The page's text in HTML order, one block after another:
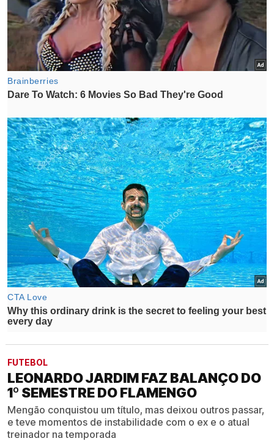
FUTEBOL
LEONARDO JARDIM FAZ BALANÇO DO
1º SEMESTRE DO FLAMENGO
Mengão conquistou um título, mas deixou outros passar,
e teve momentos de instabilidade com o ex e o atual
treinador na temporada